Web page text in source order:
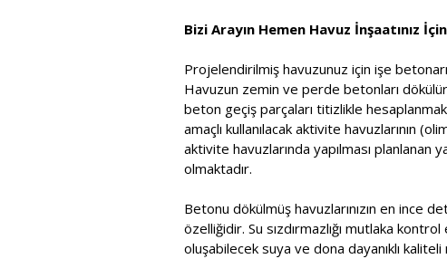
Bizi Arayın Hemen Havuz İnşaatınız
Projelendirilmiş havuzunuz için işe
Havuzun zemin ve perde betonları
beton geçiş parçaları titizlikle
amaçlı kullanılacak aktivite havuzlarının
aktivite havuzlarında yapılması
olmaktadır.
Betonu dökülmüş havuzlarınızın en ince
özelliğidir. Su sızdırmazlığı mutlaka
oluşabilecek suya ve dona dayanıklı kaliteli